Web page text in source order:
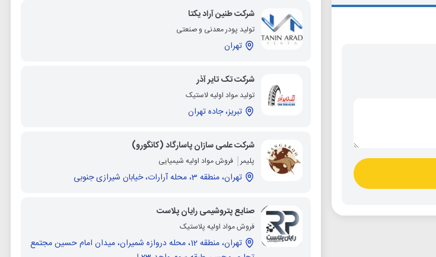
شرکت طنین آراد یکتا
تولید پودر معدنی و صنعتی
تهران
شرکت تک تایر آذر
تولید مواد اولیه لاستیک
تبریز، جاده تهران
شرکت علمی سازان پاسارگاد (کانگورو)
پلیمر فروش مواد اولیه شیمیایی
تهران، منطقه 3، محله آرارات، خیابان شیرازی جنوبی
صنایع پتروشیمی رایان پلاست
فروش مواد اولیه پلاستیک
تهران، منطقه 12، محله دروازه شمیران، میدان امام حسین مجتمع